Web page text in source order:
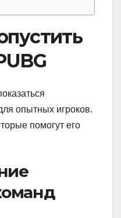
опытных игроков.
помогут его